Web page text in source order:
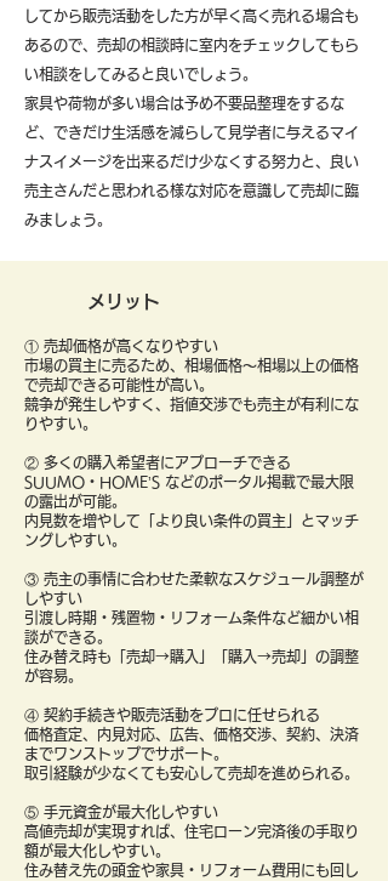
してから販売活動をした方が早く高く売れる場合も
あるので、売却の相談時に室内をチェックしてもら
い相談をしてみると良いでしょう。
​家具や荷物が多い場合は予め不要品整理をするな
ど、できだけ生活感を減らして見学者に与えるマイ
ナスイメージを出来るだけ少なくする努力と、良い
売主さんだと思われる様な対応を意識して売却に臨
みましょう。
メリット
① 売却価格が高くなりやすい
市場の買主に売るため、相場価格〜相場以上の価格
で売却できる可能性が高い。
競争が発生しやすく、指値交渉でも売主が有利にな
りやすい。
② 多くの購入希望者にアプローチできる
SUUMO・HOME’S などのポータル掲載で最大限
の露出が可能。
内見数を増やして「より良い条件の買主」とマッチ
ングしやすい。
③ 売主の事情に合わせた柔軟なスケジュール調整が
しやすい
引渡し時期・残置物・リフォーム条件など細かい相
談ができる。
住み替え時も「売却→購入」「購入→売却」の調整
が容易。
④ 契約手続きや販売活動をプロに任せられる
価格査定、内見対応、広告、価格交渉、契約、決済
までワンストップでサポート。
取引経験が少なくても安心して売却を進められる。
⑤ 手元資金が最大化しやすい
高値売却が実現すれば、住宅ローン完済後の手取り
額が最大化しやすい。
住み替え先の頭金や家具・リフォーム費用にも回し